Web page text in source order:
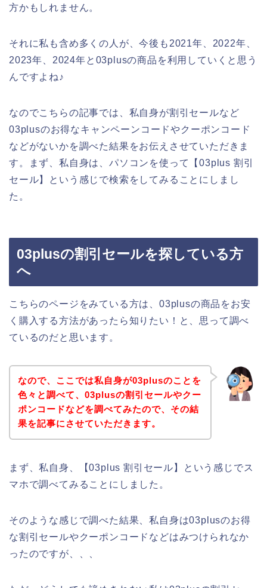
方かもしれません。
それに私も含め多くの人が、今後も2021年、2022年、
2023年、2024年と03plusの商品を利用していくと思う
んですよね♪
なのでこちらの記事では、私自身が割引セールなど
03plusのお得なキャンペーンコードやクーポンコード
などがないかを調べた結果をお伝えさせていただきま
す。まず、私自身は、パソコンを使って【03plus 割引
セール】という感じで検索をしてみることにしまし
た。
03plusの割引セールを探している方
へ
こちらのページをみている方は、03plusの商品をお安
く購入する方法があったら知りたい！と、思って調べ
ているのだと思います。
なので、ここでは私自身が03plusのことを
色々と調べて、03plusの割引セールやクー
ポンコードなどを調べてみたので、その結
果を記事にさせていただきます。
まず、私自身、【03plus 割引セール】という感じでス
マホで調べてみることにしました。
そのような感じで調べた結果、私自身は03plusのお得
な割引セールやクーポンコードなどはみつけられなか
ったのですが、、、